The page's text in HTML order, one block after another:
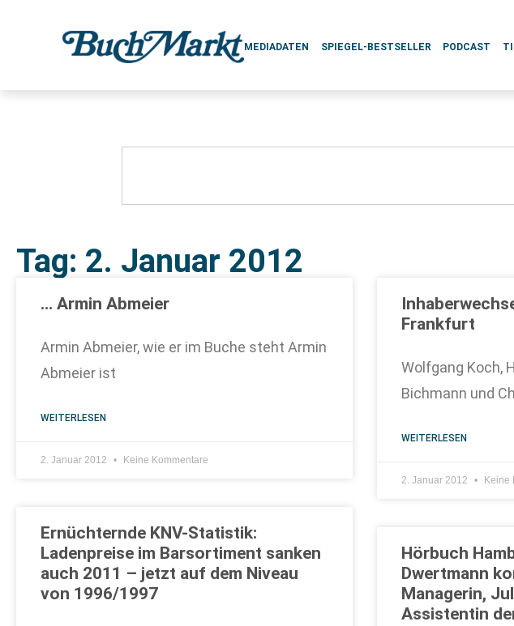
MEDIADATEN SPIEGEL-BESTSELLER PODCAST
Tag: 2. Januar 2012
… Armin Abmeier
Armin Abmeier, wie er im Buche steht Armin
Abmeier ist
WEITERLESEN
2. Januar 2012 Keine Kommentare
Frankfurt
Wolfgang Koch,
Bichmann und
WEITERLESEN
2. Januar 2012 Keine
Ernüchternde KNV-Statistik:
Ladenpreise im Barsortiment sanken
auch 2011 – jetzt auf dem Niveau
von 1996/1997
Hörbuch
Dwertmann
Managerin,
Assistentin